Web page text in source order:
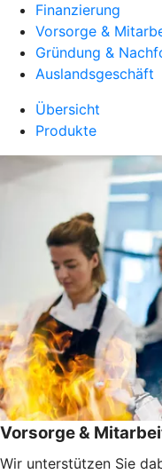
Finanzierung
Vorsorge &
Gründung &
Auslandsgeschäft
Übersicht
Produkte
Vorsorge &
Wir unterstützen Sie